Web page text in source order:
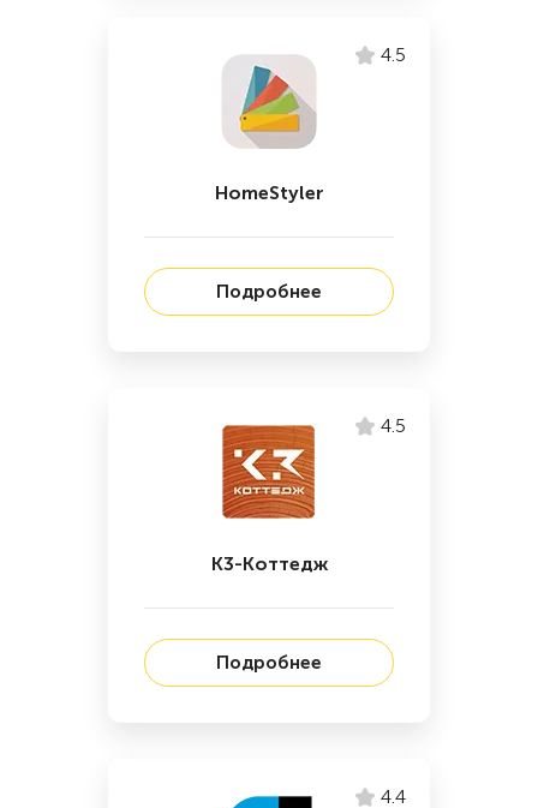
4.5
HomeStyler
Подробнее
4.5
К3-Коттедж
Подробнее
4.4